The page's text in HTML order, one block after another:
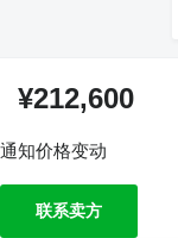
¥212,600
通知价格变动
联系卖方